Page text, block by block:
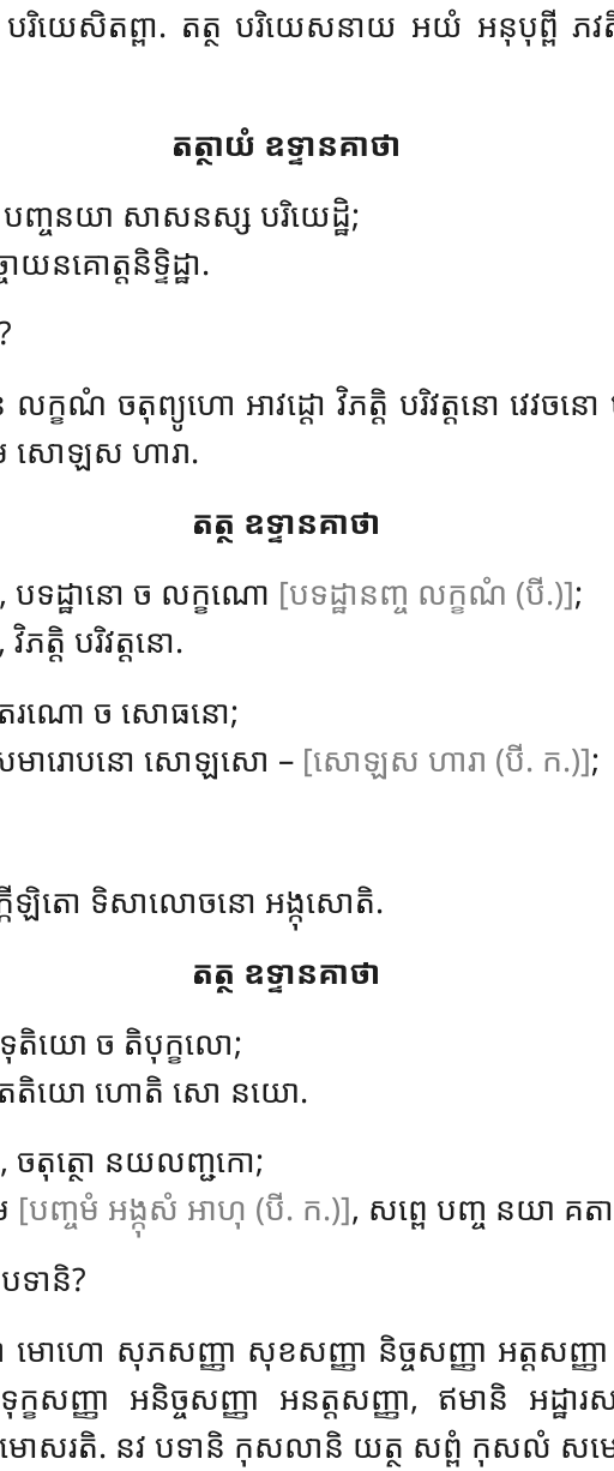
យេសិតព្ពា. តត្ថ បរិយេសនាយ អយំ អនុបុព្ពី ភ
តត្ថាយំ ឧទ្ទានគាថា
ញ្ចនយា សាសនស្ស បរិយេដ្ឋិ;
យនគោត្តនិទ្ទិដ្ឋា.
ក្ខណំ ចតុព្យូហោ អាវដ្ដោ វិភត្តិ បរិវត្តនោ វេវ
េ សោឡស ហារា.
តត្ថ ឧទ្ទានគាថា
បទដ្ឋានោ ច លក្ខណោ [បទដ្ឋានញ្ច លក្ខណំ (បី.)];
ត្តិ បរិវត្តនោ.
ឱតរណោ ច សោធនោ;
, សមារោបនោ សោឡសោ – [សោឡស ហារា (បី. ក.)];
កីឡិតោ ទិសាលោចនោ អង្កុសោតិ.
តត្ថ ឧទ្ទានគាថា
ទុតិយោ ច តិបុក្ខលោ;
តតិយោ ហោតិ សោ នយោ.
តុត្ថោ នយលញ្ជកោ;
[បញ្ចមំ អង្កុសំ អាហុ (បី. ក.)], សព្ពេ បញ្ច នយា គត
ទានិ?
ោហោ សុភសញ្ញា សុខសញ្ញា និច្ចសញ្ញា អត្តសញ្
ញ្ញា អនិច្ចសញ្ញា អនត្តសញ្ញា, ឥមានិ អដ្ឋា
សរតិ. នវ បទានិ កុសលានិ យត្ថ សព្ពំ កុសលំ ស